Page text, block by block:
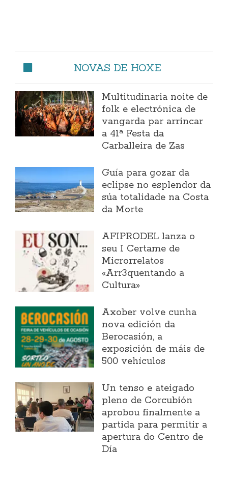
NOVAS DE HOXE
Multitudinaria noite de
folk e electrónica de
vangarda par arrincar
a 41ª Festa da
Carballeira de Zas
Guía para gozar da
eclipse no esplendor da
súa totalidade na Costa
da Morte
AFIPRODEL lanza o
seu I Certame de
Microrrelatos
«Arr3quentando a
Cultura»
Axober volve cunha
nova edición da
Berocasión, a
exposición de máis de
500 vehículos
Un tenso e ateigado
pleno de Corcubión
aprobou finalmente a
partida para permitir a
apertura do Centro de
Día